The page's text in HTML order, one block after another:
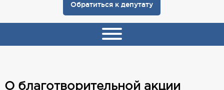
Обратиться к депутату
О благотворительной акции